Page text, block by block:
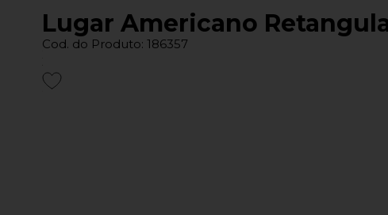
Lugar Americano
Cod. do Produto: 186357